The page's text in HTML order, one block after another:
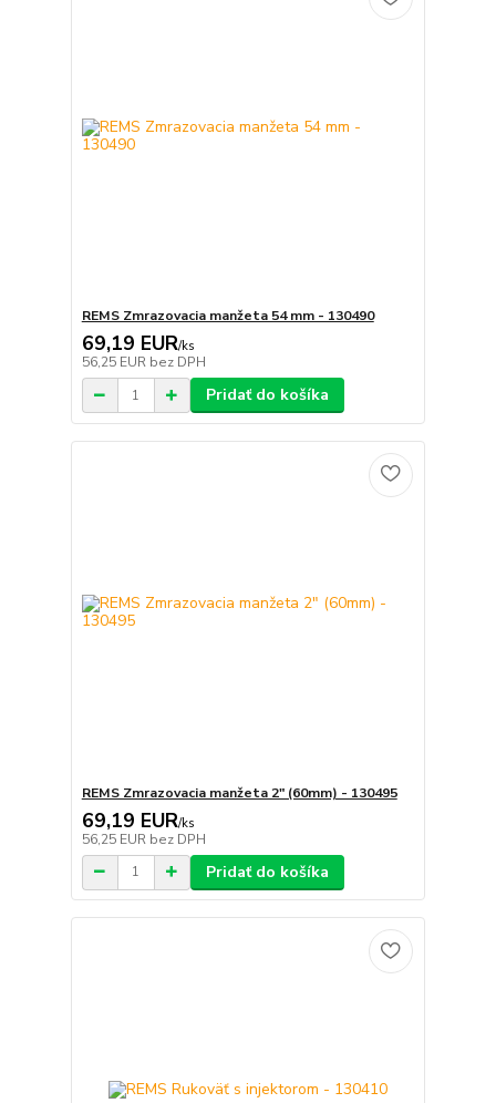
REMS Zmrazovacia manžeta 54 mm - 130490
69,19 EUR/ks
56,25 EUR bez DPH
Pridať do košíka
REMS Zmrazovacia manžeta 2" (60mm) - 130495
69,19 EUR/ks
56,25 EUR bez DPH
Pridať do košíka